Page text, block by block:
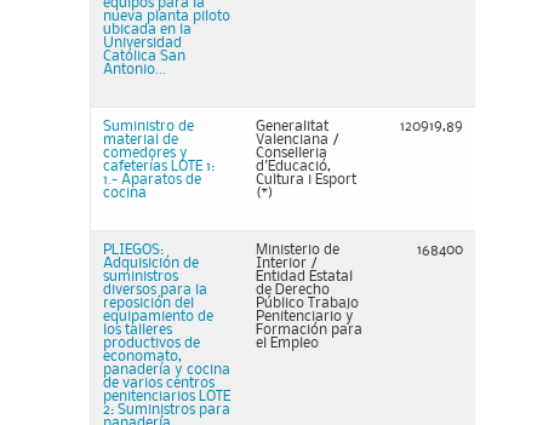
equipos para la
nueva planta piloto
ubicada en la
Universidad
Católica San
Antonio...
Suministro de
material de
comedores y
cafeterías LOTE 1:
1.- Aparatos de
cocina
Generalitat
Valenciana /
Conselleria
d'Educació,
Cultura i Esport
(*)
120919,89
PLIEGOS:
Adquisición de
suministros
diversos para la
reposición del
equipamiento de
los talleres
productivos de
economato,
panadería y cocina
de varios centros
penitenciarios LOTE
2: Suministros para
Ministerio de
Interior /
Entidad Estatal
de Derecho
Público Trabajo
Penitenciario y
Formación para
el Empleo
168400